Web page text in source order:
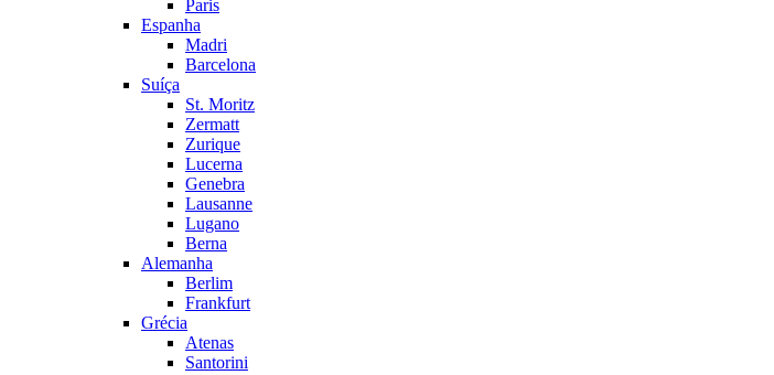
Paris
Espanha
Madri
Barcelona
Suíça
St. Moritz
Zermatt
Zurique
Lucerna
Genebra
Lausanne
Lugano
Berna
Alemanha
Berlim
Frankfurt
Grécia
Atenas
Santorini